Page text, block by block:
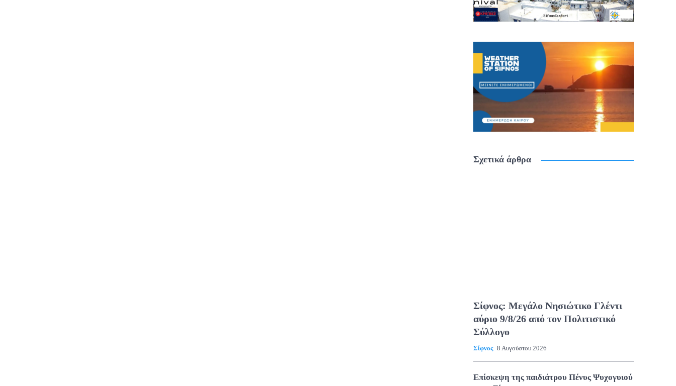
Σχετικά άρθρα
Σίφνος: Μεγάλο Νησιώτικο Γλέντι
αύριο 9/8/26 από τον Πολιτιστικό
Σύλλογο
Σίφνος 8 Αυγούστου 2026
Επίσκεψη της παιδιάτρου Πένυς Ψυχογυιού